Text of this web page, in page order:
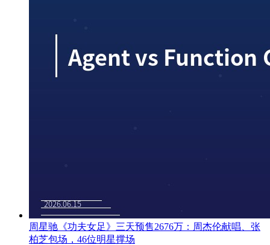
周星驰《功夫女足》三天预售2676万：周杰伦献唱、张
柏芝包场，46位明星撑场